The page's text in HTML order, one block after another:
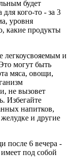
будет
кого-то - за 3
уровня
какие продукты
легкоусвояемым и
могут быть
мяса, овощи,
не вызовет
Избегайте
напитков,
и другие
после 6 вечера -
под собой